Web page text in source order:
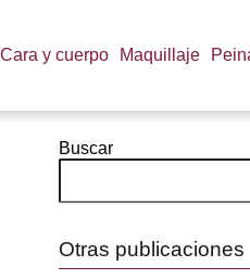
Cara y cuerpo Maquillaje
Buscar
Otras publicaciones